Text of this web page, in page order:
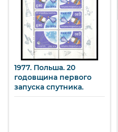
1977. Польша. 20
годовщина первого
запуска спутника.